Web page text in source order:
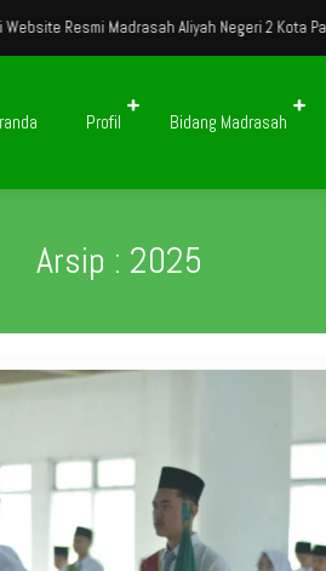
Aliyah Negeri 2 Kota Padang Panjang
Profil Bidang Madrasah
Arsip : 2025